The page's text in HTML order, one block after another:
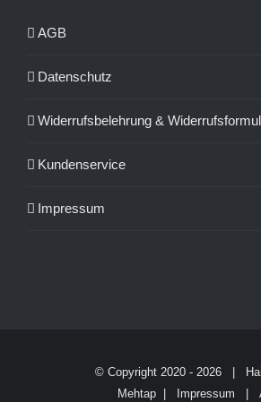
AGB
Datenschutz
Widerrufsbelehrung &
Kundenservice
Impressum
© Copyright 2020 - 2026 |
Mehtap |
Impressum